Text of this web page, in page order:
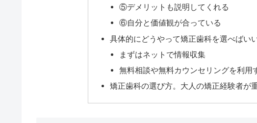
筆者も実際に歯列矯正を始めてみて、どういった歯医